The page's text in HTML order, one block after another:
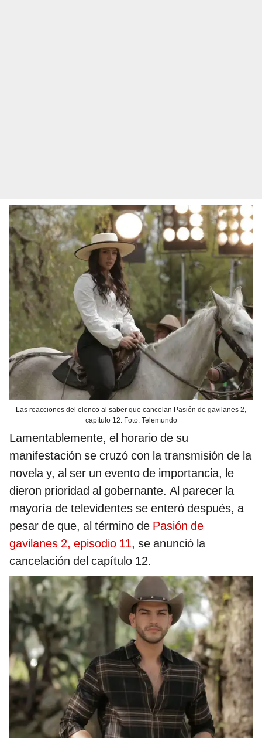
Las reacciones del elenco al saber que cancelan Pasión de gavilanes 2,
capítulo 12. Foto: Telemundo
Lamentablemente, el horario de su
manifestación se cruzó con la transmisión de la
novela y, al ser un evento de importancia, le
dieron prioridad al gobernante. Al parecer la
mayoría de televidentes se enteró después, a
pesar de que, al término de Pasión de
gavilanes 2, episodio 11, se anunció la
cancelación del capítulo 12.